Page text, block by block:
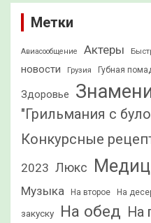
Метки
Авиасообщение Актеры
новости
Грузия Губная
Здоровье
"Грильмания с
Конкурсные
2023 Люкс
Музыка На второе На
закуску На обед На